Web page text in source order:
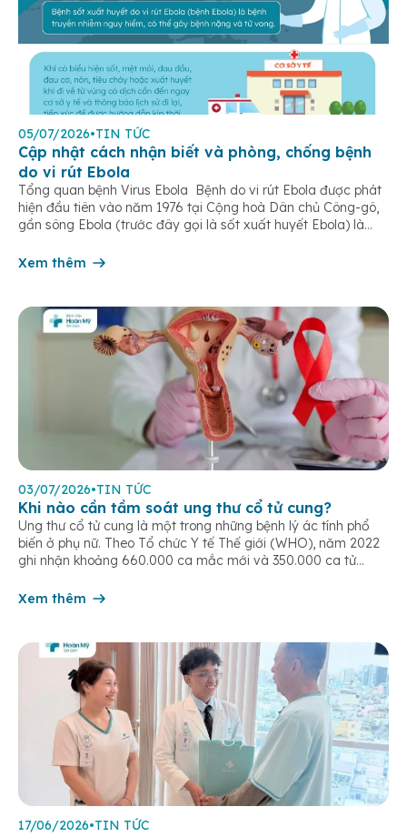
05/07/2026•TIN TỨC
Cập nhật cách nhận biết và phòng, chống bệnh
do vi rút Ebola
Tổng quan bệnh Virus Ebola Bệnh do vi rút Ebola được phát
hiện đầu tiên vào năm 1976 tại Cộng hoà Dân chủ Công-gô,
gần sông Ebola (trước đây gọi là sốt xuất huyết Ebola) là
dịch. Bệnh lây truyền do tiếp xúc trực […]
Xem thêm
03/07/2026•TIN TỨC
Khi nào cần tầm soát ung thư cổ tử cung?
Ung thư cổ tử cung là một trong những bệnh lý ác tính phổ
biến ở phụ nữ. Theo Tổ chức Y tế Thế giới (WHO), năm 2022
ghi nhận khoảng 660.000 ca mắc mới và 350.000 ca tử
cổ tử […]
Xem thêm
17/06/2026•TIN TỨC